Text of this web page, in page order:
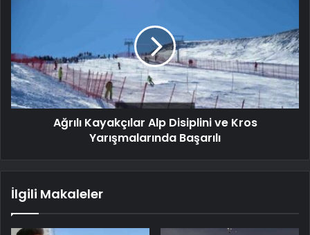
Ağrılı Kayakçılar Alp Disiplini ve Kros
Yarışmalarında Başarılı
İlgili Makaleler